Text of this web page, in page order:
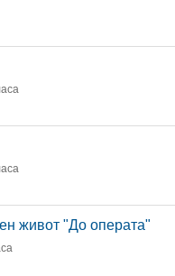
живот "До операта"